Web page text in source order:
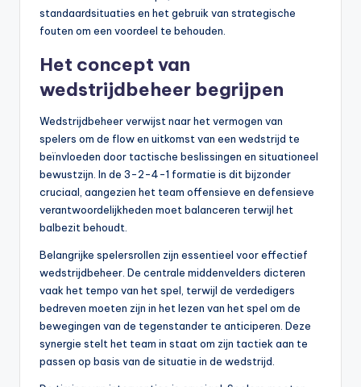
standaardsituaties en het gebruik van strategische
fouten om een voordeel te behouden.
Het concept van
wedstrijdbeheer begrijpen
Wedstrijdbeheer verwijst naar het vermogen van
spelers om de flow en uitkomst van een wedstrijd te
beïnvloeden door tactische beslissingen en situationeel
bewustzijn. In de 3-2-4-1 formatie is dit bijzonder
cruciaal, aangezien het team offensieve en defensieve
verantwoordelijkheden moet balanceren terwijl het
balbezit behoudt.
Belangrijke spelersrollen zijn essentieel voor effectief
wedstrijdbeheer. De centrale middenvelders dicteren
vaak het tempo van het spel, terwijl de verdedigers
bedreven moeten zijn in het lezen van het spel om de
bewegingen van de tegenstander te anticiperen. Deze
synergie stelt het team in staat om zijn tactiek aan te
passen op basis van de situatie in de wedstrijd.